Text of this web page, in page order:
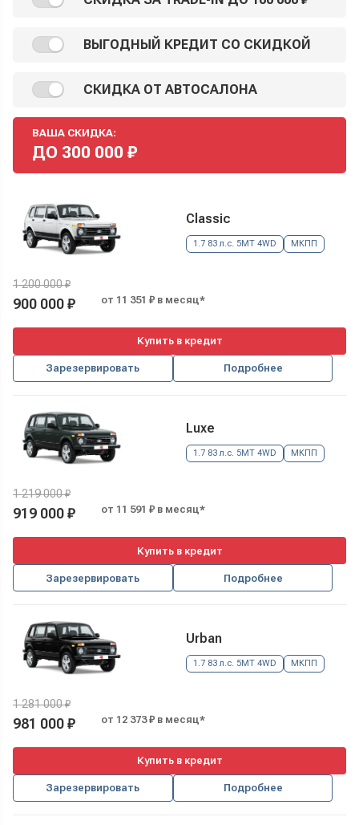
ВЫГОДНЫЙ КРЕДИТ СО СКИДКОЙ
СКИДКА ОТ АВТОСАЛОНА
ВАША СКИДКА:
ДО 300 000 ₽
Classic
1.7 83 л.с. 5MT 4WD МКПП
1 200 000 ₽
900 000 ₽ от 11 351 ₽ в месяц*
Купить в кредит
Зарезервировать Подробнее
Luxe
1.7 83 л.с. 5MT 4WD МКПП
1 219 000 ₽
919 000 ₽ от 11 591 ₽ в месяц*
Купить в кредит
Зарезервировать Подробнее
Urban
1.7 83 л.с. 5MT 4WD МКПП
1 281 000 ₽
981 000 ₽ от 12 373 ₽ в месяц*
Купить в кредит
Зарезервировать Подробнее